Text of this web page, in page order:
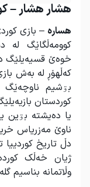
هشار هشار –
هسارە – بازی
کوومه‌ڵگاێگ له
خوه‌ێ قسیه‌یلێگ
که‌ڵهۆڕ له به‌ش
بۊشیم ناوچه‌ێگ
کوردستان
یا ده‌یشته بۊین
ناوێ مه‌زریاس
دڵ تاریخ
ژیان خه‌ڵک
وڵاتمانه بناسیم